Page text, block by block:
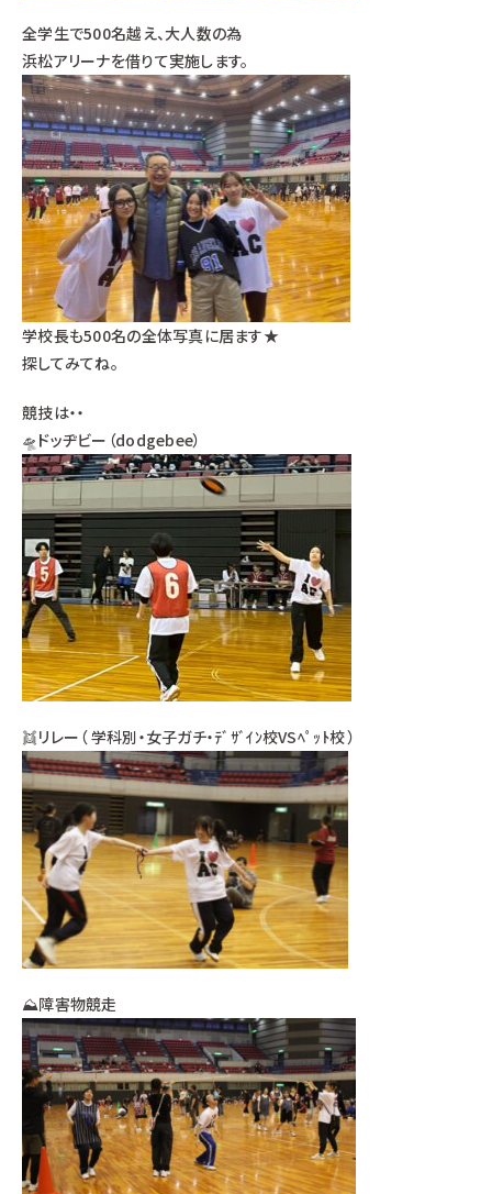
全学生で500名越え、大人数の為
浜松アリーナを借りて実施します。
学校長も500名の全体写真に居ます★
探してみてね。
競技は・・
🛸ドッヂビー（dodgebee）
👯リレー（ 学科別・女子ガチ・ﾃﾞｻﾞｲﾝ校VSﾍﾟｯﾄ校 ）
⛰障害物競走